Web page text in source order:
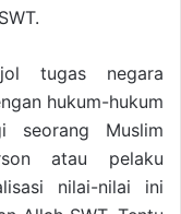
tugas negara
hukum-hukum
seorang Muslim
atau pelaku
nilai-nilai ini